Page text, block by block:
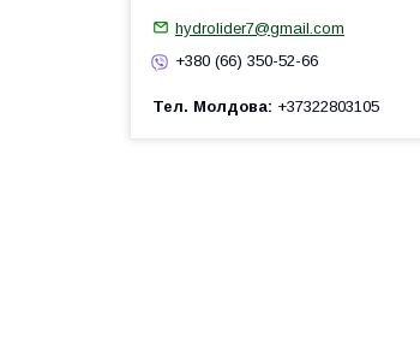
hydrolider7@gmail.com
+380 (66) 350-52-66
Тел. Молдова +37322803105